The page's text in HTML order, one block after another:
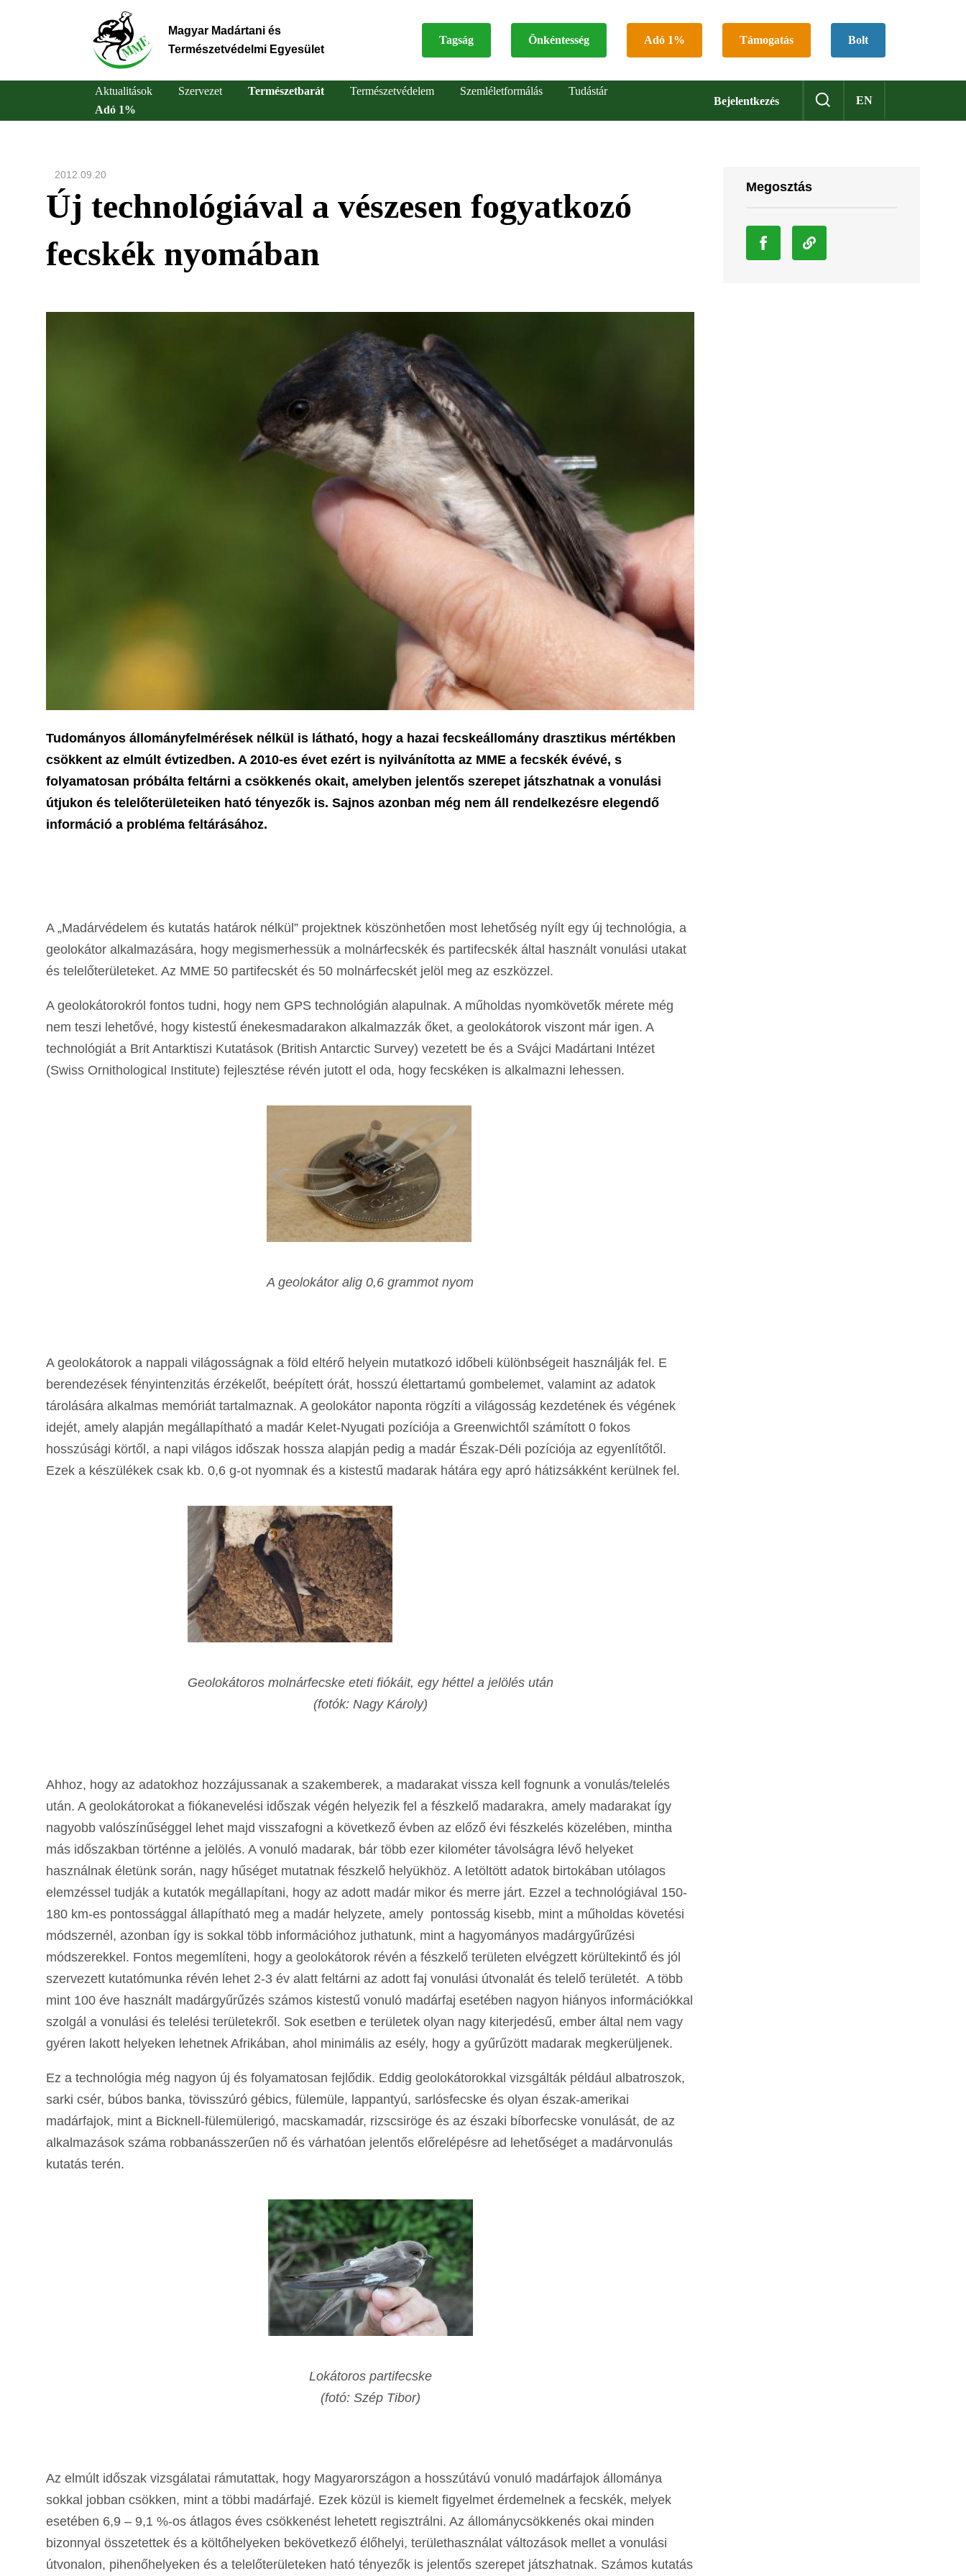
Magyar Madártani és
Természetvédelmi Egyesület
Top
Tagság Önkéntesség Adó 1% Támogatás Bolt
Bejelentkezés EN
Main
navigation
Aktualitások Szervezet Természetbarát Természetvédelem Szemléletformálás
Tudástár
Adó 1%
2012.09.20
Új technológiával a vészesen fogyatkozó
fecskék nyomában
Tudományos állományfelmérések nélkül is látható, hogy a hazai fecskeállomány drasztikus mértékben
csökkent az elmúlt évtizedben. A 2010-es évet ezért is nyilvánította az MME a fecskék évévé, s
folyamatosan próbálta feltárni a csökkenés okait, amelyben jelentős szerepet játszhatnak a vonulási
útjukon és telelőterületeiken ható tényezők is. Sajnos azonban még nem áll rendelkezésre elegendő
információ a probléma feltárásához.
A „Madárvédelem és kutatás határok nélkül” projektnek köszönhetően most lehetőség nyílt egy új technológia, a
geolokátor alkalmazására, hogy megismerhessük a molnárfecskék és partifecskék által használt vonulási utakat
és telelőterületeket. Az MME 50 partifecskét és 50 molnárfecskét jelöl meg az eszközzel.
A geolokátorokról fontos tudni, hogy nem GPS technológián alapulnak. A műholdas nyomkövetők mérete még
nem teszi lehetővé, hogy kistestű énekesmadarakon alkalmazzák őket, a geolokátorok viszont már igen. A
technológiát a Brit Antarktiszi Kutatások (British Antarctic Survey) vezetett be és a Svájci Madártani Intézet
(Swiss Ornithological Institute) fejlesztése révén jutott el oda, hogy fecskéken is alkalmazni lehessen.
A geolokátor alig 0,6 grammot nyom
A geolokátorok a nappali világosságnak a föld eltérő helyein mutatkozó időbeli különbségeit használják fel. E
berendezések fényintenzitás érzékelőt, beépített órát, hosszú élettartamú gombelemet, valamint az adatok
tárolására alkalmas memóriát tartalmaznak. A geolokátor naponta rögzíti a világosság kezdetének és végének
idejét, amely alapján megállapítható a madár Kelet-Nyugati pozíciója a Greenwichtől számított 0 fokos
hosszúsági körtől, a napi világos időszak hossza alapján pedig a madár Észak-Déli pozíciója az egyenlítőtől.
Ezek a készülékek csak kb. 0,6 g-ot nyomnak és a kistestű madarak hátára egy apró hátizsákként kerülnek fel.
Geolokátoros molnárfecske eteti fiókáit, egy héttel a jelölés után
(fotók: Nagy Károly)
Ahhoz, hogy az adatokhoz hozzájussanak a szakemberek, a madarakat vissza kell fognunk a vonulás/telelés
után. A geolokátorokat a fiókanevelési időszak végén helyezik fel a fészkelő madarakra, amely madarakat így
nagyobb valószínűséggel lehet majd visszafogni a következő évben az előző évi fészkelés közelében, mintha
más időszakban történne a jelölés. A vonuló madarak, bár több ezer kilométer távolságra lévő helyeket
használnak életünk során, nagy hűséget mutatnak fészkelő helyükhöz. A letöltött adatok birtokában utólagos
elemzéssel tudják a kutatók megállapítani, hogy az adott madár mikor és merre járt. Ezzel a technológiával 150-
180 km-es pontossággal állapítható meg a madár helyzete, amely pontosság kisebb, mint a műholdas követési
módszernél, azonban így is sokkal több információhoz juthatunk, mint a hagyományos madárgyűrűzési
módszerekkel. Fontos megemlíteni, hogy a geolokátorok révén a fészkelő területen elvégzett körültekintő és jól
szervezett kutatómunka révén lehet 2-3 év alatt feltárni az adott faj vonulási útvonalát és telelő területét. A több
mint 100 éve használt madárgyűrűzés számos kistestű vonuló madárfaj esetében nagyon hiányos információkkal
szolgál a vonulási és telelési területekről. Sok esetben e területek olyan nagy kiterjedésű, ember által nem vagy
gyéren lakott helyeken lehetnek Afrikában, ahol minimális az esély, hogy a gyűrűzött madarak megkerüljenek.
Ez a technológia még nagyon új és folyamatosan fejlődik. Eddig geolokátorokkal vizsgálták például albatroszok,
sarki csér, búbos banka, tövisszúró gébics, fülemüle, lappantyú, sarlósfecske és olyan észak-amerikai
madárfajok, mint a Bicknell-fülemülerigó, macskamadár, rizscsiröge és az északi bíborfecske vonulását, de az
alkalmazások száma robbanásszerűen nő és várhatóan jelentős előrelépésre ad lehetőséget a madárvonulás
kutatás terén.
Lokátoros partifecske
(fotó: Szép Tibor)
Az elmúlt időszak vizsgálatai rámutattak, hogy Magyarországon a hosszútávú vonuló madárfajok állománya
sokkal jobban csökken, mint a többi madárfajé. Ezek közül is kiemelt figyelmet érdemelnek a fecskék, melyek
esetében 6,9 – 9,1 %-os átlagos éves csökkenést lehetett regisztrálni. Az állománycsökkenés okai minden
bizonnyal összetettek és a költőhelyeken bekövetkező élőhelyi, területhasználat változások mellet a vonulási
útvonalon, pihenőhelyeken és a telelőterületeken ható tényezők is jelentős szerepet játszhatnak. Számos kutatás
Megosztás